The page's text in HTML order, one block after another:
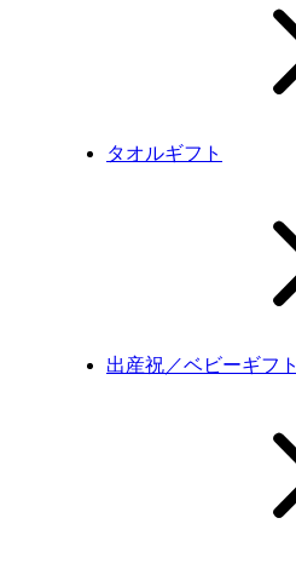
タオルギフト
出産祝／ベビーギフト